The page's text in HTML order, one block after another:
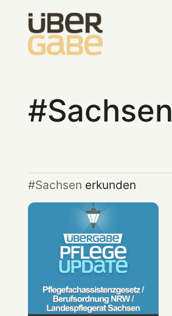
Sachsen
Sachsen erkunden